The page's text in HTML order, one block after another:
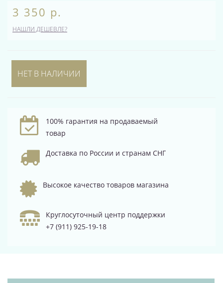
3 350 р.
НАШЛИ ДЕШЕВЛЕ?
НЕТ В НАЛИЧИИ
100% гарантия на продаваемый
товар
Доставка по России и странам СНГ
Высокое качество товаров магазина
Круглосуточный центр поддержки
+7 (911) 925-19-18